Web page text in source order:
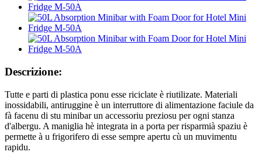
Descrizione:
Tutte e parti di plastica ponu esse riciclate è riutilizate. Materiali
inossidabili, antiruggine è un interruttore di alimentazione faciule da
fà facenu di stu minibar un accessoriu preziosu per ogni stanza
d'albergu. A maniglia hè integrata in a porta per risparmià spaziu è
permette à u frigorifero di esse sempre apertu cù un muvimentu
rapidu.